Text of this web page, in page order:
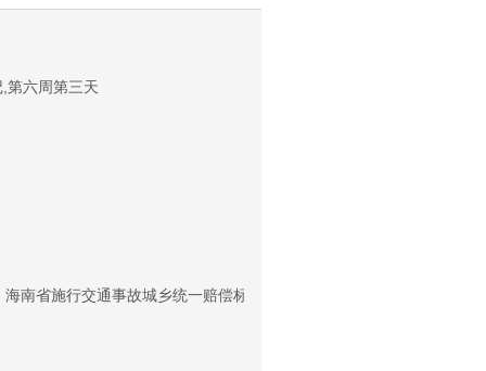
第六周第三天
南省施行交通事故城乡统一赔偿标准（同命同价）